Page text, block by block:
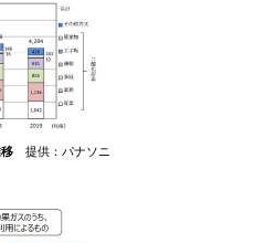
提供：パナソニ